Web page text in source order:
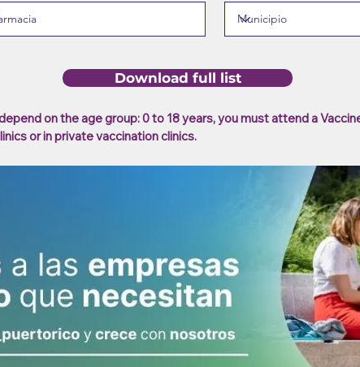
Download full list
on the age group: 0 to 18 years, you must attend a
or in private vaccination clinics.